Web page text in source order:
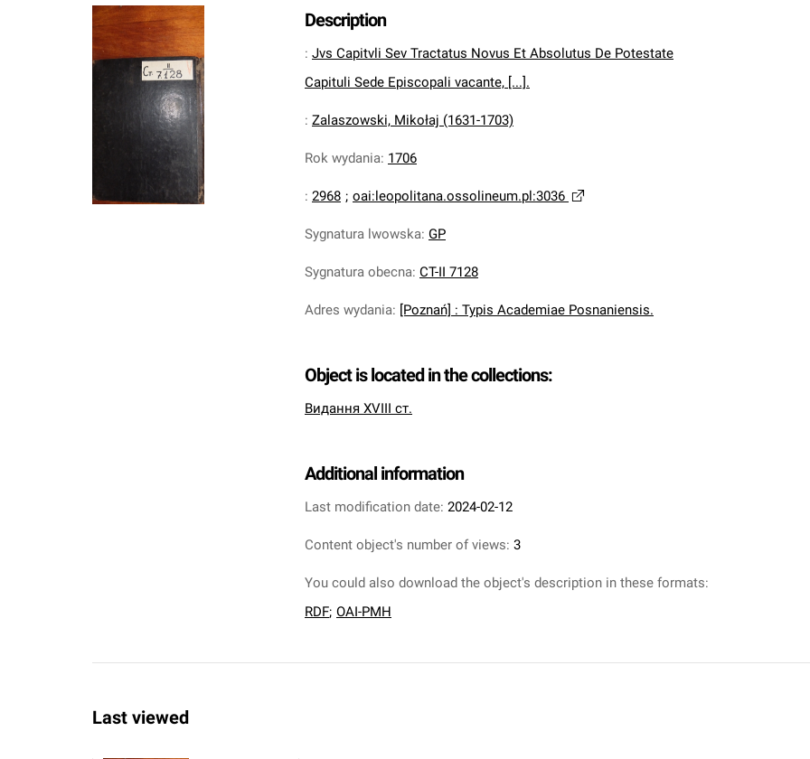
Description
: Jvs Capitvli Sev Tractatus Novus Et Absolutus De Potestate
Capituli Sede Episcopali vacante, [...].
: Zalaszowski, Mikołaj (1631-1703)
Rok wydania: 1706
: 2968 ; oai:leopolitana.ossolineum.pl:3036
Sygnatura lwowska: GP
Sygnatura obecna: CT-II 7128
Adres wydania: [Poznań] : Typis Academiae Posnaniensis.
Object is located in the collections:
Видання XVIII ст.
Additional information
Last modification date: 2024-02-12
Content object's number of views: 3
You could also download the object's description in these formats:
RDF; OAI-PMH
Last viewed